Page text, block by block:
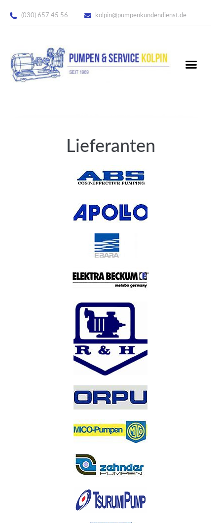
(030) 657 45 56 kolpin@pumpenkundendienst.de
Lieferanten